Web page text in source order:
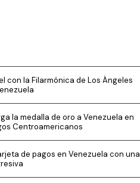
con la Filarmónica de Los Ángeles
la medalla de oro a Venezuela en
Centroamericanos
de pagos en Venezuela con una